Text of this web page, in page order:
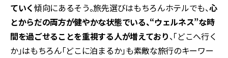
ていく傾向にあるそう。旅先選びはもちろんホテルでも、心
とからだの両方が健やかな状態でいる、“ウェルネス”な時
間を過ごせることを重視する人が増えており、「どこへ行く
か」はもちろん「どこに泊まるか」も素敵な旅行のキーワー